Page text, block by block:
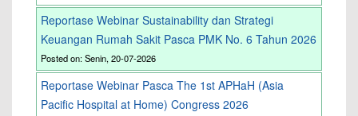
Reportase Webinar Sustainability dan Strategi
Keuangan Rumah Sakit Pasca PMK No. 6 Tahun 2026
Posted on: Senin, 20-07-2026
Reportase Webinar Pasca The 1st APHaH (Asia
Pacific Hospital at Home) Congress 2026